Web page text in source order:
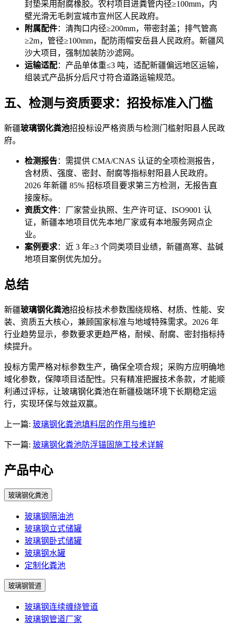
封垫采用耐腐橡胶。农村项目进粪管内径≥100mm，内
壁光滑无毛刺宣城市宣州区人民政府。
附属配件：清掏口内径≥200mm，带密封盖；排气管高
≥2m，管径≥100mm，配防雨帽安岳县人民政府。新疆风
沙大项目，强制加装防沙滤网。
运输适配：产品单体重≤3 吨，适配新疆偏远地区运输，
组装式产品拆分后尺寸符合道路运输规范。
五、检测与资质要求：招投标准入门槛
新疆玻璃钢化粪池招投标设严格资质与检测门槛射阳县人民政
府。
检测报告：需提供 CMA/CNAS 认证的全项检测报告，
含材质、强度、密封、耐腐等指标射阳县人民政府。
2026 年新疆 85% 招标项目要求第三方检测，无报告直
接废标。
资质文件：厂家营业执照、生产许可证、ISO9001 认
证，新疆本地项目优先本地厂家或有本地服务网点企
业。
案例要求：近 3 年≥3 个同类项目业绩，新疆高寒、盐碱
地项目案例优先加分。
总结
新疆玻璃钢化粪池招投标技术参数围绕规格、材质、性能、安
装、资质五大核心，兼顾国家标准与地域特殊需求。2026 年
行业趋势显示，参数要求更趋严格，耐候、耐腐、密封指标持
续提升。
投标方需严格对标参数生产，确保全项合规；采购方应明确地
域化参数，保障项目适配性。只有精准把握技术条款，才能顺
利通过评标，让玻璃钢化粪池在新疆极端环境下长期稳定运
行，实现环保与效益双赢。
上一篇: 玻璃钢化粪池填料层的作用与维护
下一篇: 玻璃钢化粪池防浮锚固施工技术详解
产品中心
玻璃钢化粪池
玻璃钢隔油池
玻璃钢立式储罐
玻璃钢卧式储罐
玻璃钢水罐
定制化粪池
玻璃钢管道
玻璃钢连续缠绕管道
玻璃钢管道厂家